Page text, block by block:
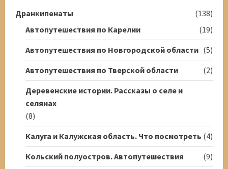
Дранкипенаты
(138)
Автопутешествия по Карелии
(19)
Автопутешествия по Новгородской области (5)
Автопутешествия по Тверской области
(2)
Деревенские истории. Рассказы о селе и
селянах
(8)
Калуга и Калужская область. Что посмотреть (4)
Кольский полуостров. Автопутешествия
(9)